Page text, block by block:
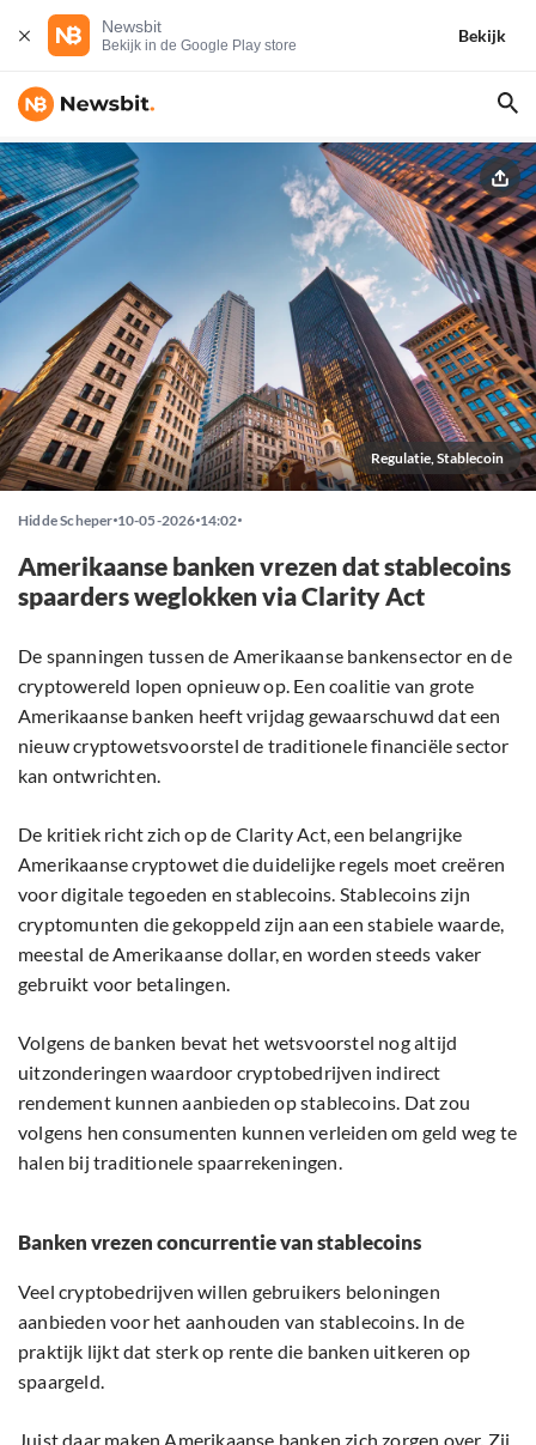
Newsbit
Bekijk in de Google Play store
Bekijk
Regulatie, Stablecoin
Hidde Scheper 10-05-2026 14:02
Amerikaanse banken vrezen dat stablecoins
spaarders weglokken via Clarity Act
De spanningen tussen de Amerikaanse bankensector en de
cryptowereld lopen opnieuw op. Een coalitie van grote
Amerikaanse banken heeft vrijdag gewaarschuwd dat een
nieuw cryptowetsvoorstel de traditionele financiële sector
kan ontwrichten.
De kritiek richt zich op de Clarity Act, een belangrijke
Amerikaanse cryptowet die duidelijke regels moet creëren
voor digitale tegoeden en stablecoins. Stablecoins zijn
cryptomunten die gekoppeld zijn aan een stabiele waarde,
meestal de Amerikaanse dollar, en worden steeds vaker
gebruikt voor betalingen.
Volgens de banken bevat het wetsvoorstel nog altijd
uitzonderingen waardoor cryptobedrijven indirect
rendement kunnen aanbieden op stablecoins. Dat zou
volgens hen consumenten kunnen verleiden om geld weg te
halen bij traditionele spaarrekeningen.
Banken vrezen concurrentie van stablecoins
Veel cryptobedrijven willen gebruikers beloningen
aanbieden voor het aanhouden van stablecoins. In de
praktijk lijkt dat sterk op rente die banken uitkeren op
spaargeld.
Juist daar maken Amerikaanse banken zich zorgen over. Zij